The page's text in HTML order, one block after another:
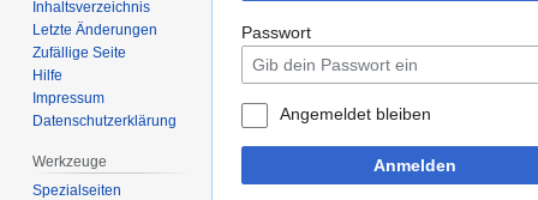
Passwort
Angemeldet bleiben
Anmelden
Inhaltsverzeichnis
Letzte Änderungen
Zufällige Seite
Hilfe
Impressum
Datenschutzerklärung
Werkzeuge
Spezialseiten